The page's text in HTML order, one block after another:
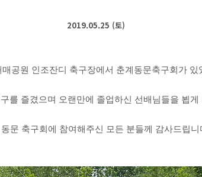
2019.05.25 (토)
매공원 인조잔디 축구장에서 춘계동문축구회가 있
를 즐겼으며 오랜만에 졸업하신 선배님들을 뵙
문 축구회에 참여해주신 모든 분들께 감사드립니